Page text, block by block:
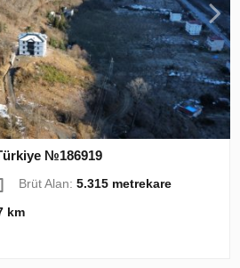
№186919
Brüt Alan:5.315 metrekare
km